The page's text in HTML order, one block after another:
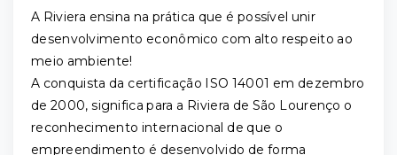
A Riviera ensina na prática que é possível unir
desenvolvimento econômico com alto respeito ao
meio ambiente!
A conquista da certificação ISO 14001 em dezembro
de 2000, significa para a Riviera de São Lourenço o
reconhecimento internacional de que o
empreendimento é desenvolvido de forma